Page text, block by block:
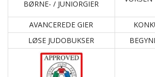
BØRNE- / JUNIORGIER
AVANCEREDE GIER
LØSE JUDOBUKSER